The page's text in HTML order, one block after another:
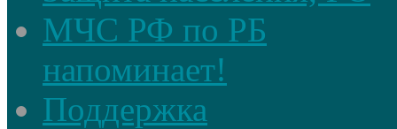
МЧС РФ по РБ
напоминает!
Поддержка